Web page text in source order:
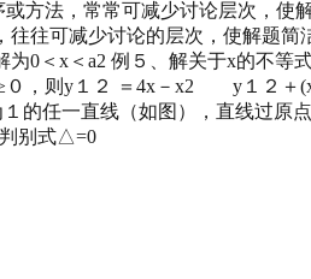
方法，常常可减少讨论层次，使
往可减少讨论的层次，使解题简
＜a2 例５、解关于x的不等式
，则y１２ ＝4x－x2 y１２＋(x
的任一直线（如图），直线过原
判别式△=0